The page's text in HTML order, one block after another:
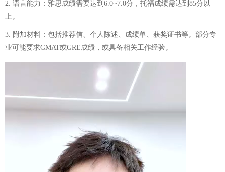
2. 语言能力：雅思成绩需要达到6.0~7.0分，托福成绩需达到85分以
上。
3. 附加材料：包括推荐信、个人陈述、成绩单、获奖证书等。部分专
业可能要求GMAT或GRE成绩，或具备相关工作经验。